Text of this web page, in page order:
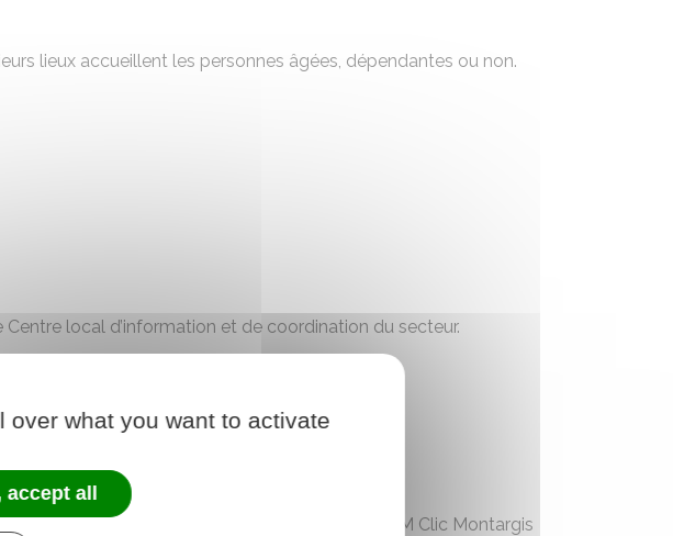
lieux accueillent les personnes âgées, dépendantes ou non.
local d’information et de coordination du secteur.
leur entourage et des professionnels. ORPADAM Clic Montargis
what you want to activate
accept all